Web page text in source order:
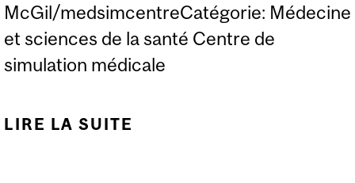
McGil/medsimcentreCatégorie: Médecine
et sciences de la santé Centre de
simulation médicale
LIRE LA SUITE